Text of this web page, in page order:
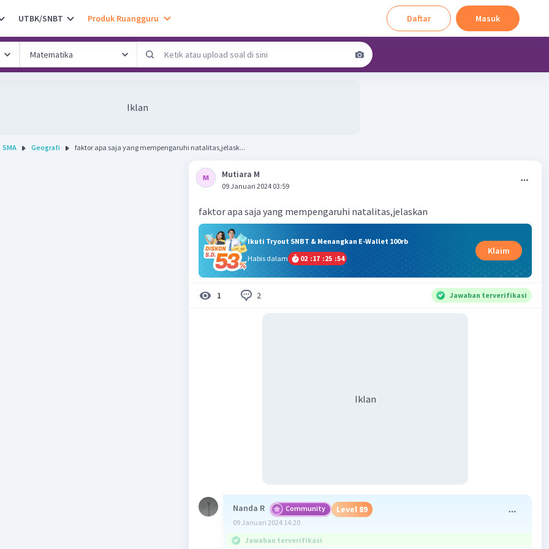
UTBK/SNBT Produk Ruangguru Daftar Masuk
Iklan
SMA Geografi faktor apa saja yang mempengaruhi natalitas,jelask...
Mutiara M
09 Januari 2024 03:59
faktor apa saja yang mempengaruhi natalitas,jelaskan
Ikuti Tryout SNBT & Menangkan E-Wallet 100rb
Habis dalam
02 :17 :25 :54
Klaim
1 2 Jawaban terverifikasi
Iklan
Nanda R Community Level 89
09 Januari 2024 14:20
Jawaban terverifikasi